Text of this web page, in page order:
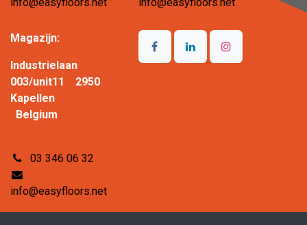
Magazijn:
Industrielaan
003/unit11 2950
Kapellen
Belgium
03 346 06 32
info@easyfloors.net